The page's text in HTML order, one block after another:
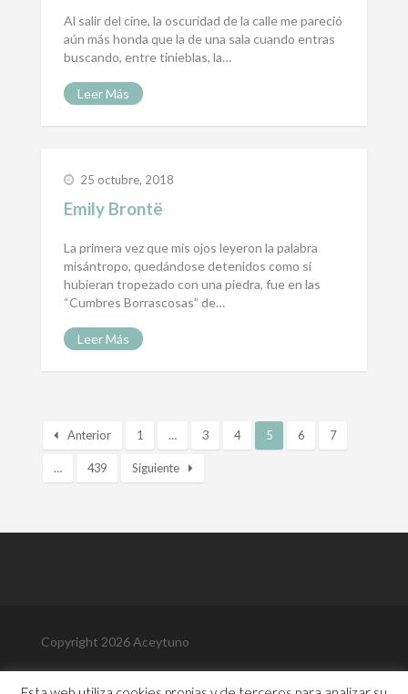
Al salir del cine, la oscuridad de la calle me pareció
aún más honda que la de una sala cuando entras
buscando, entre tinieblas, la…
Leer Más
25 octubre, 2018
Emily Brontë
La primera vez que mis ojos leyeron la palabra
misántropo, quedándose detenidos como si
hubieran tropezado con una piedra, fue en las
“Cumbres Borrascosas” de…
Leer Más
Anterior 1 … 3 4 5 6 7
… 439 Siguiente
Copyright 2026 Aceytuno